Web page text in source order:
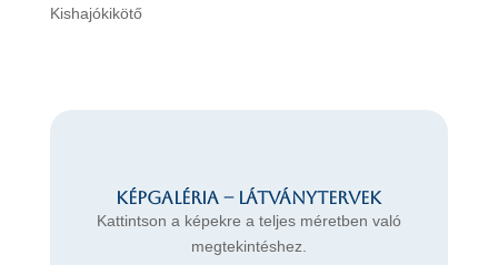
Kishajókikötő
Képgaléria – látványtervek
Kattintson a képekre a teljes méretben való
megtekintéshez.